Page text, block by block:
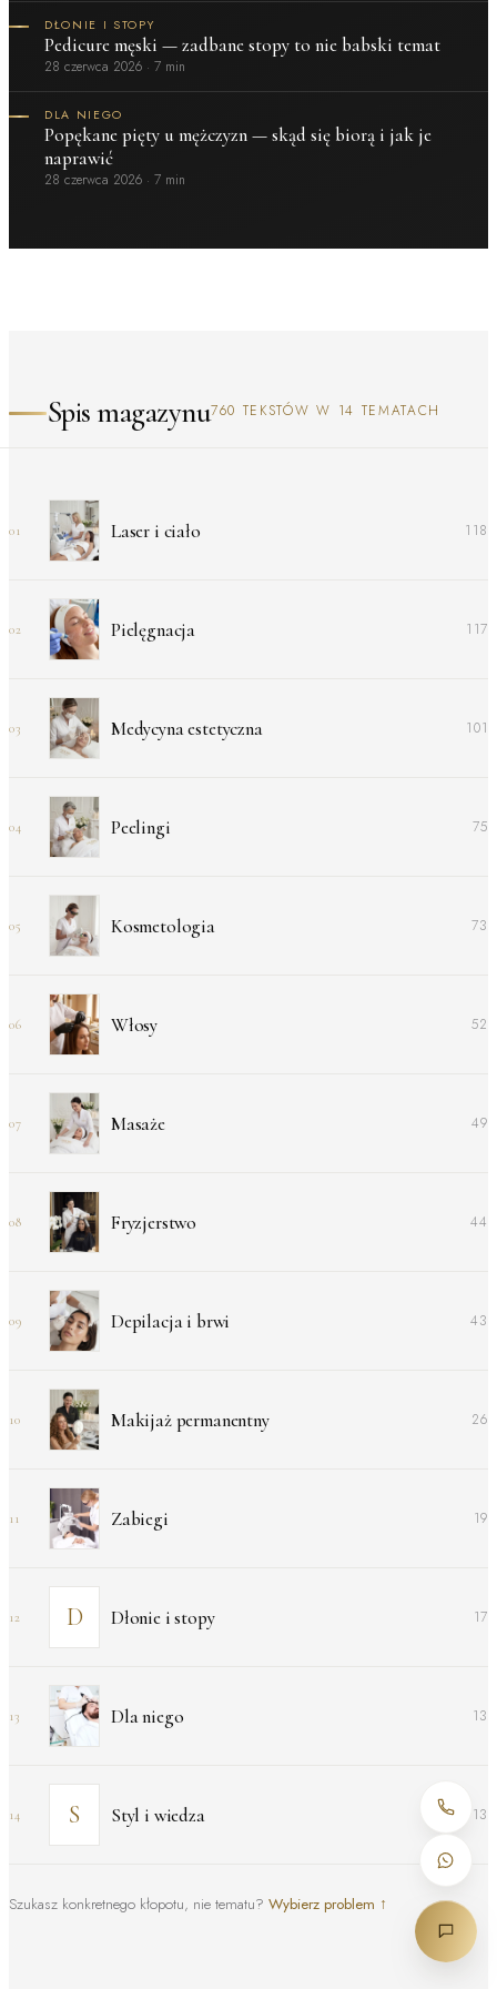
DŁONIE I STOPY
Pedicure męski — zadbane stopy to nie babski temat
28 czerwca 2026 · 7 min
DLA NIEGO
Popękane pięty u mężczyzn — skąd się biorą i jak je
naprawić
28 czerwca 2026 · 7 min
Spis magazynu760 TEKSTÓW W 14 TEMATACH
01 Laser i ciało 118
02 Pielęgnacja 117
03 Medycyna estetyczna 101
04 Peelingi 75
05 Kosmetologia 73
06 Włosy 52
07 Masaże 49
08 Fryzjerstwo 44
09 Depilacja i brwi 43
10 Makijaż permanentny 26
11 Zabiegi 19
12 Dłonie i stopy 17
13 Dla niego 13
14 Styl i wiedza 13
Szukasz konkretnego kłopotu, nie tematu? Wybierz problem ↑